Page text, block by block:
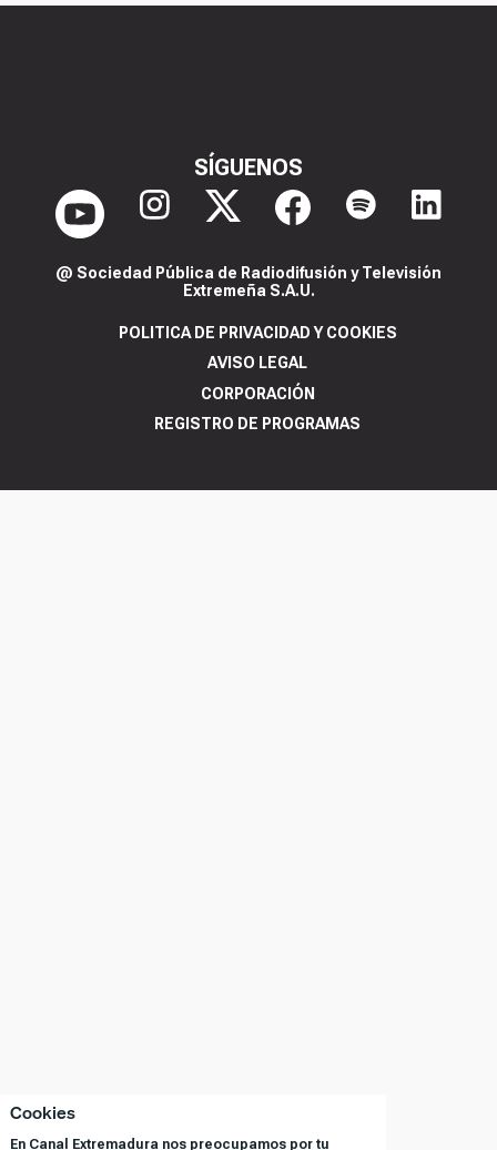
Cookies
En Canal Extremadura nos preocupamos por tu
SÍGUENOS
@ Sociedad Pública de Radiodifusión y Televisión
Extremeña S.A.U.
POLITICA DE PRIVACIDAD Y COOKIES
AVISO LEGAL
CORPORACIÓN
REGISTRO DE PROGRAMAS